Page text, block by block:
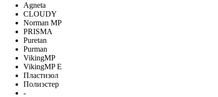
Agneta
CLOUDY
Norman MP
PRISMA
Puretan
Purman
VikingMP
VikingMP E
Пластизол
Полиэстер
-